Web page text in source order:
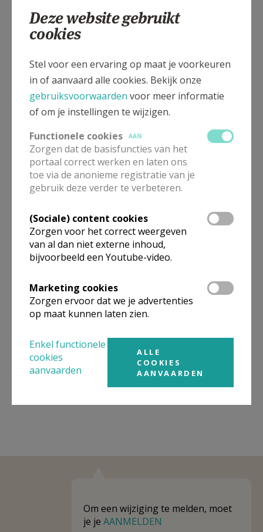
Niet gevonden wat je zocht? Hier vind je links naar de
gegevens van andere organisaties op het boven-,
Behoort totPastorale zone Gooik-Pepingen
Weergeven
Pastorale zone Gooik-Pepingen
Om een wijziging te melden, moet
je je AANMELDEN
Deze website gebruikt
cookies
Stel voor een ervaring op maat je voorkeuren
in of aanvaard alle cookies. Bekijk onze
gebruiksvoorwaarden voor meer informatie
of om je instellingen te wijzigen.
Functionele cookies
AAN
Zorgen dat de basisfuncties van het
portaal correct werken en laten ons
toe via de anonieme registratie van je
gebruik deze verder te verbeteren.
(Sociale) content cookies
Zorgen voor het correct weergeven
van al dan niet externe inhoud,
bijvoorbeeld een Youtube-video.
Marketing cookies
Zorgen ervoor dat we je advertenties
op maat kunnen laten zien.
Enkel functionele
cookies
aanvaarden
ALLE
COOKIES
AANVAARDEN